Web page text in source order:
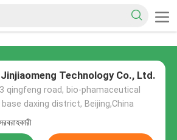
Technology Co., Ltd.
qingfeng road, bio-phamaceutical
daxing district, Beijing,China